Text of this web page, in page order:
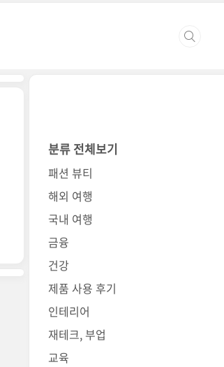
분류 전체보기
패션 뷰티
해외 여행
국내 여행
금융
건강
제품 사용 후기
인테리어
재테크, 부업
교육